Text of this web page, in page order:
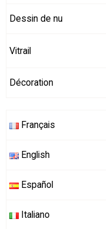
Dessin de nu
Vitrail
Décoration
Français
English
Español
Italiano